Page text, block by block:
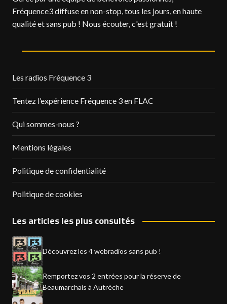
Fréquence3 diffuse en non-stop, tous les jours, en haute
qualité et sans pub ! Nous écouter, c'est gratuit !
Les radios Fréquence 3
Tentez l’expérience Fréquence 3 en FLAC
Qui sommes-nous ?
Mentions légales
Politique de confidentialité
Politique de cookies
Les articles les plus consultés
Découvrez les 4 webradios sans pub !
Remportez vos 2 entrées pour la réserve de
Beaumarchais à Autrèche